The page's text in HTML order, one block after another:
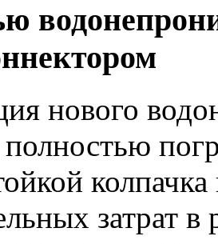
нового
полностью
затрат в